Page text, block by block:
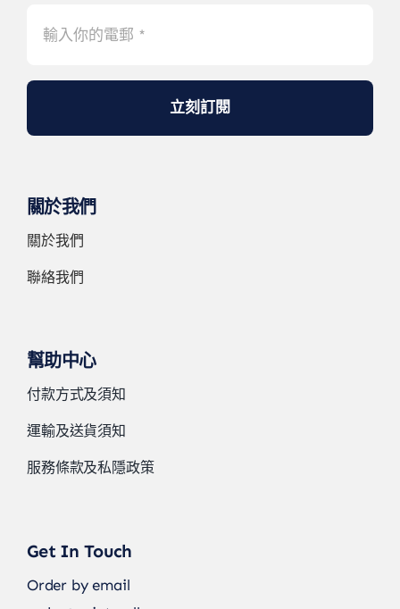
立刻訂閱
關於我們
關於我們
聯絡我們
幫助中心
付款方式及須知
運輸及送貨須知
服務條款及私隱政策
Get In Touch
Order by email